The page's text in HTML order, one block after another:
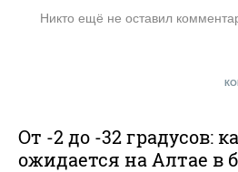
Никто ещё не оставил
От -2 до -32 градусов:
ожидается на Алтае